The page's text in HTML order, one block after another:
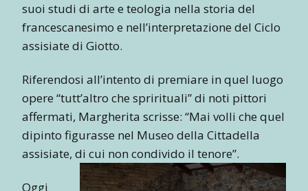
suoi studi di arte e teologia nella storia del
francescanesimo e nell’interpretazione del Ciclo
assisiate di Giotto.
Riferendosi all’intento di premiare in quel luogo
opere “tutt’altro che sprirituali” di noti pittori
affermati, Margherita scrisse: “Mai volli che quel
dipinto figurasse nel Museo della Cittadella
assisiate, di cui non condivido il tenore”.
Oggi